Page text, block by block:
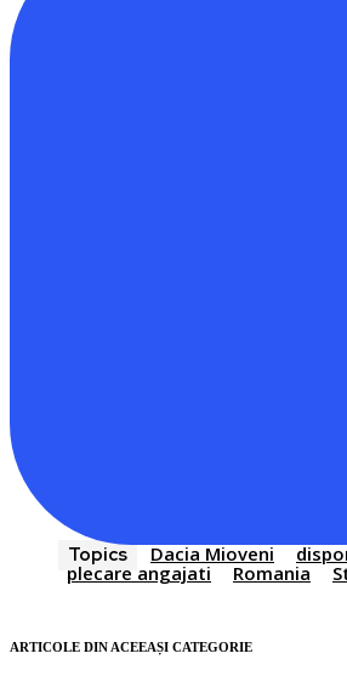
Topics Dacia Mioveni
plecare angajati
Romania
ARTICOLE DIN ACEEAȘI CATEGORIE